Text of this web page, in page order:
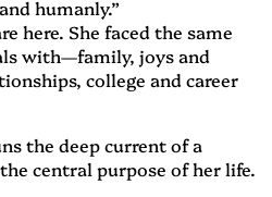
humanly.”
here. She faced the same
with—family, joys and
college and career
the deep current of a
central purpose of her life.